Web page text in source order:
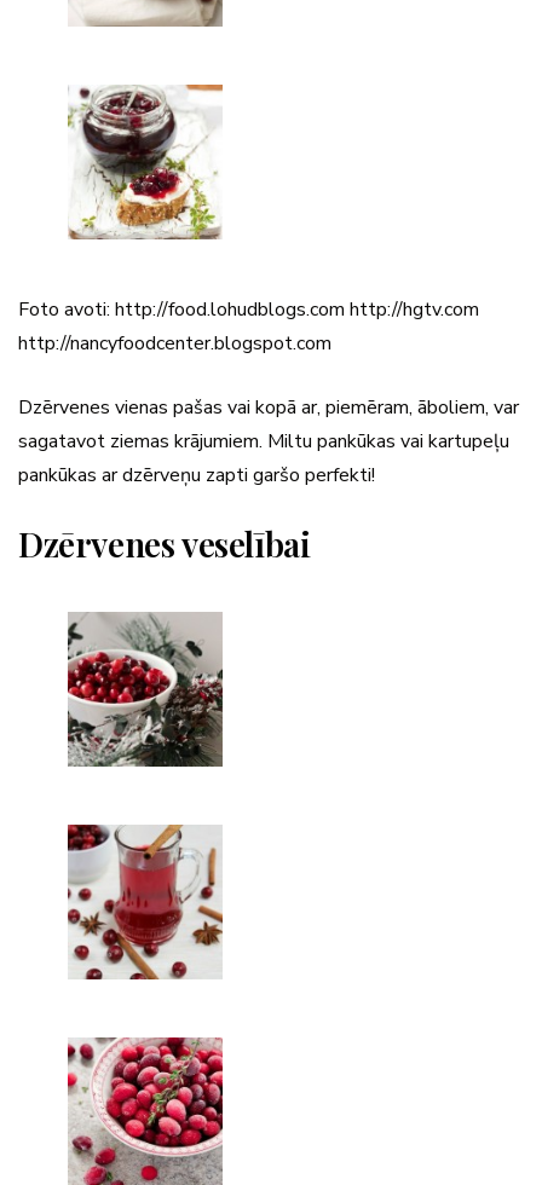
Foto avoti: http://food.lohudblogs.com http://hgtv.com
http://nancyfoodcenter.blogspot.com
Dzērvenes vienas pašas vai kopā ar, piemēram, āboliem, var
sagatavot ziemas krājumiem. Miltu pankūkas vai kartupeļu
pankūkas ar dzērveņu zapti garšo perfekti!
Dzērvenes veselībai